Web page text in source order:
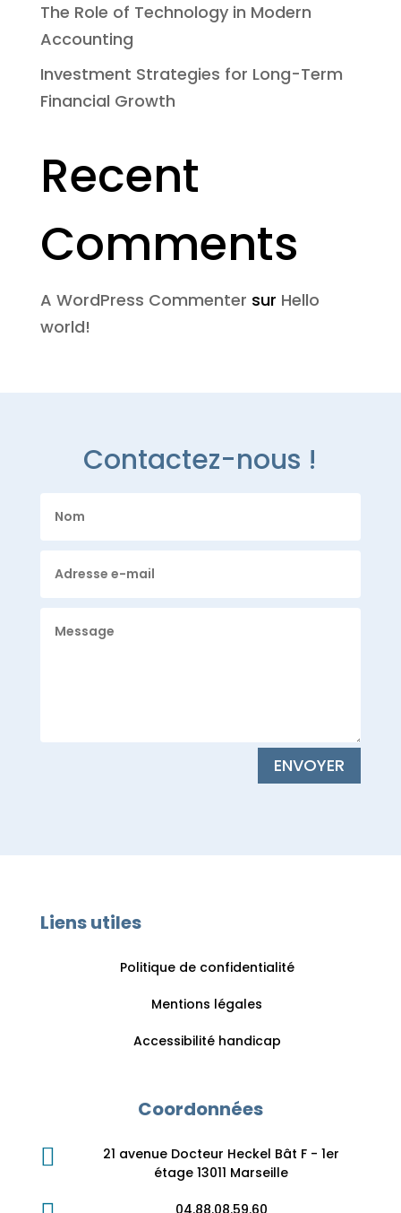
The Role of Technology in Modern
Accounting
Investment Strategies for Long-Term
Financial Growth
Recent
Comments
A WordPress Commenter sur Hello
world!
Contactez-nous !
ENVOYER
Liens utiles
Politique de confidentialité
Mentions légales
Accessibilité handicap
Coordonnées

21 avenue Docteur Heckel Bât F - 1er
étage 13011 Marseille